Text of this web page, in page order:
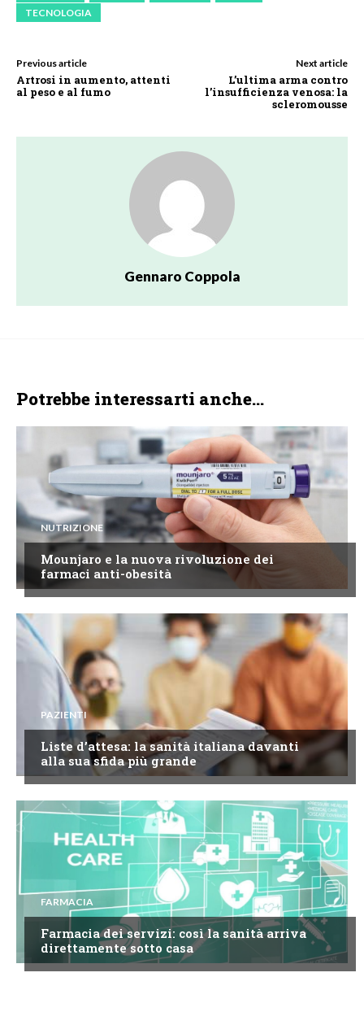
TECNOLOGIA
Previous article
Artrosi in aumento, attenti
al peso e al fumo
Next article
L’ultima arma contro
l’insufficienza venosa: la
scleromousse
Gennaro Coppola
Potrebbe interessarti anche...
NUTRIZIONE
Mounjaro e la nuova rivoluzione dei
farmaci anti-obesità
PAZIENTI
Liste d’attesa: la sanità italiana davanti
alla sua sfida più grande
FARMACIA
Farmacia dei servizi: così la sanità arriva
direttamente sotto casa